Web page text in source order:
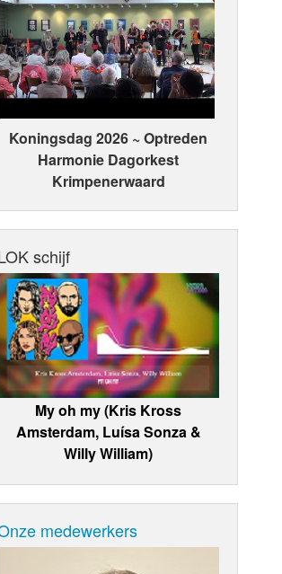
Koningsdag 2026 ~ Optreden
Harmonie Dagorkest
Krimpenerwaard
schijf
My oh my (Kris Kross
Amsterdam, Luísa Sonza &
Willy William)
medewerkers